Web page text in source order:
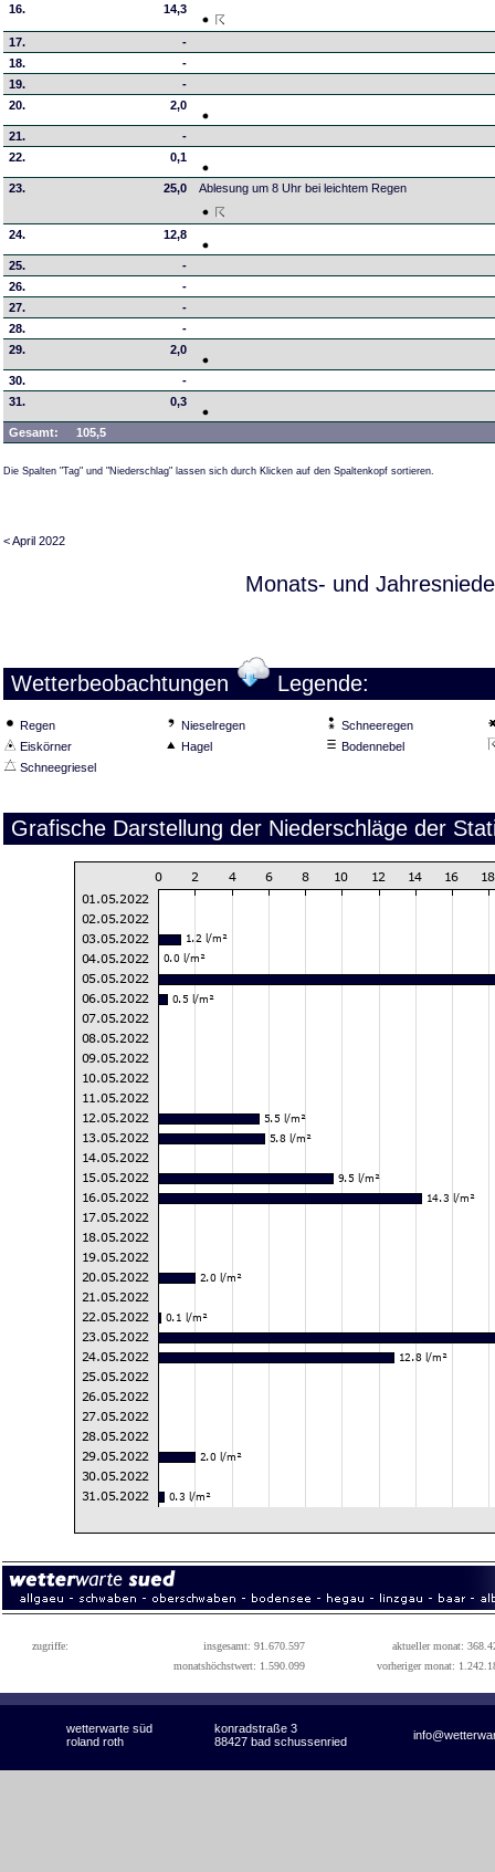
16. 14,3
17.
-
18.
-
19.
-
20.
2,0
21.
-
22.
0,1
23. 25,0 Ablesung um 8 Uhr bei leichtem Regen
24. 12,8
25.
-
26.
-
27.
-
28.
-
29.
2,0
30.
-
31.
0,3
Gesamt: 105,5
Die Spalten "Tag" und "Niederschlag" lassen sich durch Klicken auf den Spaltenkopf sortieren.
< April 2022
Monats- und
Wetterbeobachtungen Legende:
Regen Nieselregen
Schneeregen
Eiskörner
Hagel
Bodennebel
Schneegriesel
Grafische Darstellung der Niederschläge der
zugriffe: insgesamt: 91.670.597
aktueller monat:
monatshöchstwert: 1.590.099
vorheriger monat:
wetterwarte süd konradstraße 3
roland roth 88427 bad schussenried